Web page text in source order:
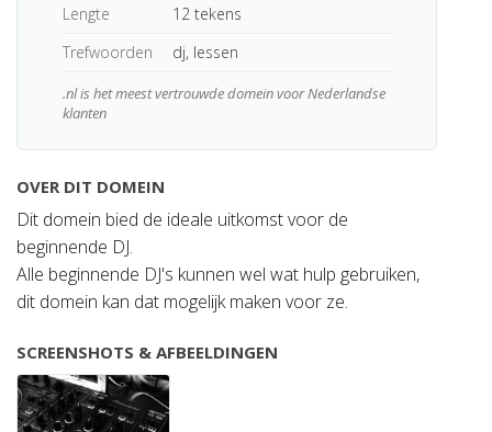
Lengte
12 tekens
Trefwoorden
dj, lessen
.nl is het meest vertrouwde domein voor Nederlandse
klanten
OVER DIT DOMEIN
Dit domein bied de ideale uitkomst voor de
beginnende DJ.
Alle beginnende DJ's kunnen wel wat hulp gebruiken,
dit domein kan dat mogelijk maken voor ze.
SCREENSHOTS & AFBEELDINGEN